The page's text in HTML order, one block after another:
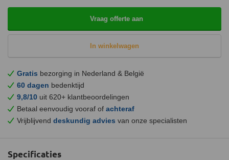
Vraag offerte aan
In winkelwagen
Gratis bezorging in Nederland & België
60 dagen bedenktijd
9,8/10 uit 620+ klantbeoordelingen
Betaal eenvoudig vooraf of achteraf
Vrijblijvend deskundig advies van onze specialisten
Specificaties